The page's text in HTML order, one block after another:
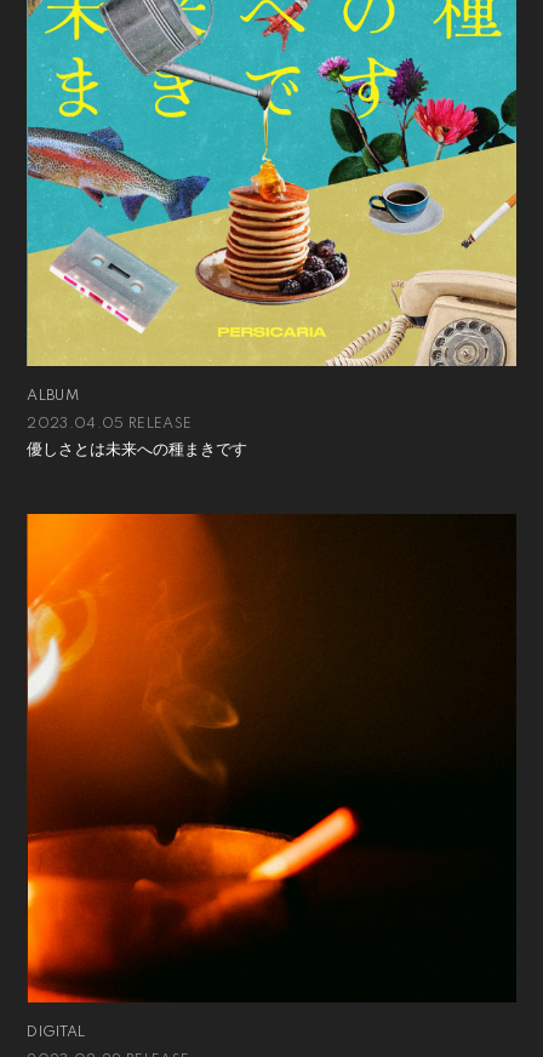
ALBUM
2023.04.05 RELEASE
優しさとは未来への種まきです
DIGITAL